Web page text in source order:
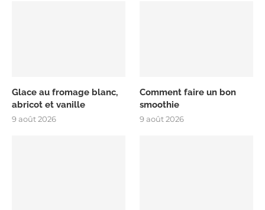
Glace au fromage blanc,
abricot et vanille
9 août 2026
Comment faire un bon
smoothie
9 août 2026